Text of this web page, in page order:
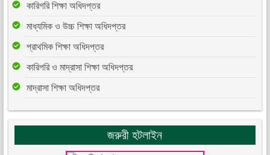
কারিগরি শিক্ষা অধিদপ্তর
মাধ্যমিক ও উচ্চ শিক্ষা অধিদপ্তর
প্রাথমিক শিক্ষা অধিদপ্তর
কারিগরি ও মাদ্রাসা শিক্ষা অধিদপ্তর
মাদ্রাসা শিক্ষা অধিদপ্তর
জরুরী হটলাইন